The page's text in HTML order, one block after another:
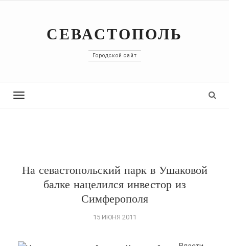
СЕВАСТОПОЛЬ
Городской сайт
Toggle
На севастопольский парк в Ушаковой
балке нацелился инвестор из
Симферополя
15 ИЮНЯ 2011